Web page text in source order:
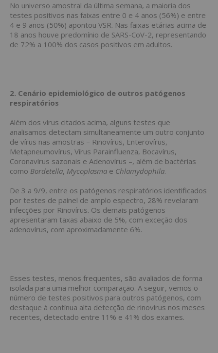
No universo amostral da última semana, a maioria dos
testes positivos nas faixas entre 0 e 4 anos (56%) e entre
4 e 9 anos (50%) apontou VSR. Nas faixas etárias acima de
18 anos houve predomínio de SARS-CoV-2, representando
de 72% a 100% dos casos positivos em adultos.
2. Cenário epidemiológico de outros patógenos
respiratórios
Além dos vírus citados acima, alguns testes que
analisamos detectam simultaneamente um outro conjunto
de vírus nas amostras – Rinovírus, Enterovírus,
Metapneumovírus, Vírus Parainfluenza, Bocavírus,
Coronavírus sazonais e Adenovírus –, além de bactérias
como Bordetella, Mycoplasma e Chlamydophila.
De 3 a 9/9, entre os patógenos respiratórios identificados
por testes de painel de amplo espectro, 28% revelaram
infecções por Rinovírus. Os demais patógenos
apresentaram taxas abaixo de 5%, com exceção dos
adenovírus, com aproximadamente 6%.
Esses testes, menos frequentes, são avaliados de forma
isolada para uma melhor comparação. A seguir, vemos o
número de testes positivos para outros patógenos, com
destaque à contínua alta detecção de rinovírus nos meses
recentes, detectado entre 11% e 41% dos exames.